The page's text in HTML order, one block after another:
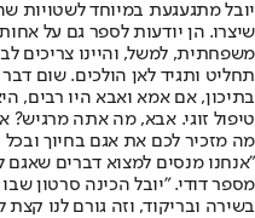
יובל מתגעגעת במיוחד לשטויות
שיצרו. הן יודעות לספר גם על
משפחתית, למשל, והיינו צריכים
תחליט ותגיד לאן הולכים. שום
בתיכון, אם אמא ואבא היו רבים,
טיפול זוגי. אבא, מה אתה
מה מזכיר לכם את אגם בחיוך
"אנחנו מנסים למצוא דברים
מספר דודי. "יובל הכינה סרטון
בשירה ובריקוד, וזה גורם לנו קצת